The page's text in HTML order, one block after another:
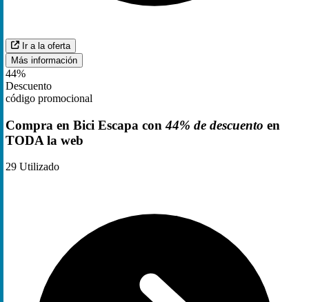
Ir a la oferta
Más información
44%
Descuento
código promocional
Compra en Bici Escapa con44% de descuento en
TODA la web
29 Utilizado